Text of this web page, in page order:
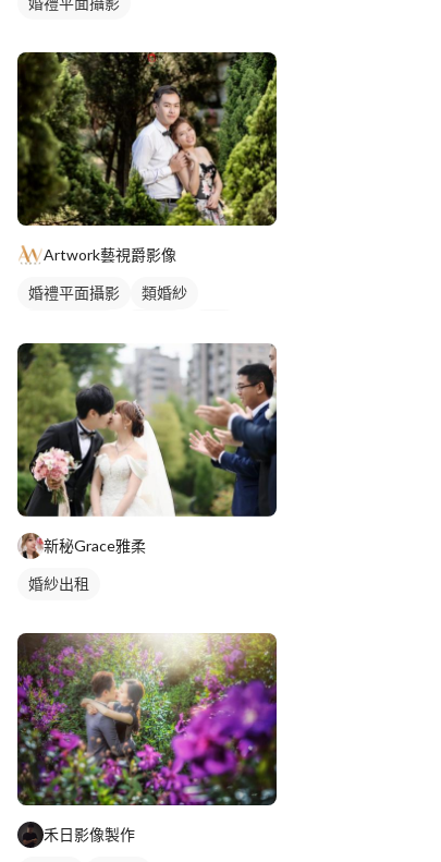
Artwork藝視爵影像
婚禮平面攝影
類婚紗
情侶照
情侶藝術照 藝術照
新秘Grace雅柔
婚紗出租
禾日影像製作